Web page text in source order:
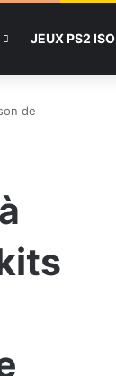
JEUX PS2 ISO
de